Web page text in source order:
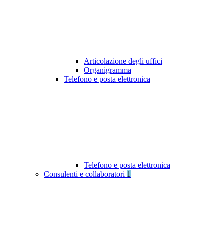
Articolazione degli uffici
Organigramma
Telefono e posta elettronica
Telefono e posta elettronica
Consulenti e collaboratori 1